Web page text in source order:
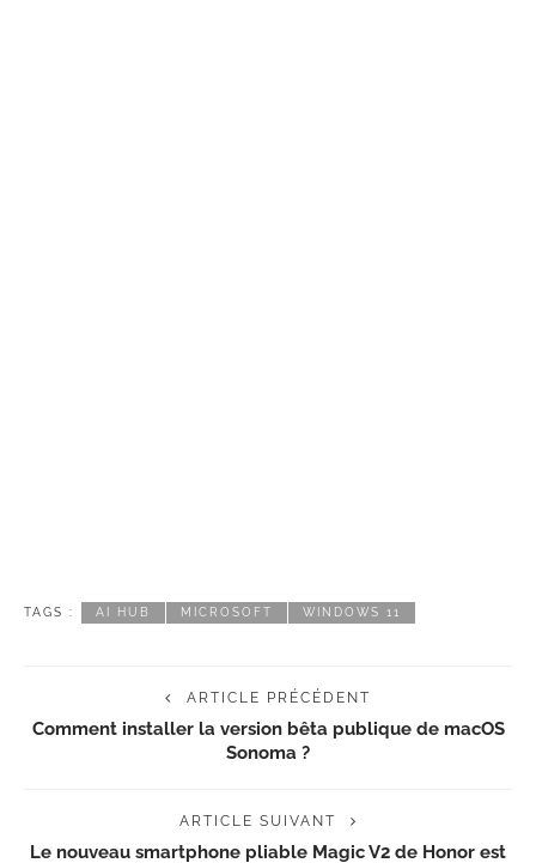
TAGS : AI HUB MICROSOFT WINDOWS 11
ARTICLE PRÉCÉDENT
Comment installer la version bêta publique de macOS
Sonoma ?
ARTICLE SUIVANT
Le nouveau smartphone pliable Magic V2 de Honor est